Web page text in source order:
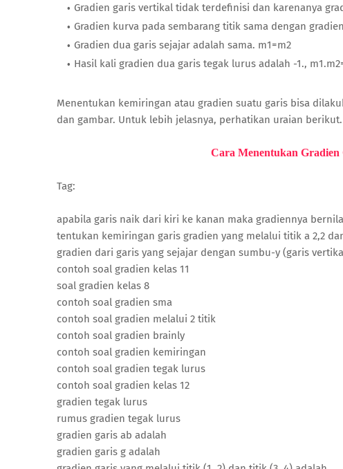
Gradien garis vertikal tidak terdefinisi dan karenanya
Gradien kurva pada sembarang titik sama dengan
Gradien dua garis sejajar adalah sama. m1=m2
Hasil kali gradien dua garis tegak lurus adalah -1.,
Menentukan kemiringan atau gradien suatu garis bisa
dan gambar. Untuk lebih jelasnya, perhatikan uraian berikut.
Cara Menentukan Gradien
Tag:
apabila garis naik dari kiri ke kanan maka gradiennya
tentukan kemiringan garis gradien yang melalui titik a 2,2
gradien dari garis yang sejajar dengan sumbu-y (garis
contoh soal gradien kelas 11
soal gradien kelas 8
contoh soal gradien sma
contoh soal gradien melalui 2 titik
contoh soal gradien brainly
contoh soal gradien kemiringan
contoh soal gradien tegak lurus
contoh soal gradien kelas 12
gradien tegak lurus
rumus gradien tegak lurus
gradien garis ab adalah
gradien garis g adalah